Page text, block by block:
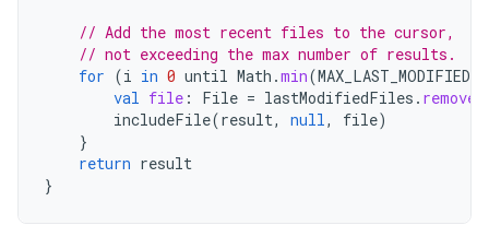
// Add the most recent files to the cursor,
// not exceeding the max number of results.
for (i in 0 until Math .min(MAX_LAST_MODIFIED
val file : File = lastModifiedFiles . remove
includeFile(result, null, file)
}
return result
}